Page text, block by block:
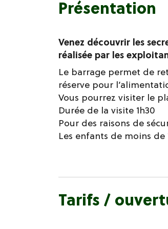
Présentation
Venez découvrir les
réalisée par les
Le barrage permet de
réserve pour
Vous pourrez visiter le
Durée de la visite 1h30
Pour des raisons de
Les enfants de moins
Tarifs /